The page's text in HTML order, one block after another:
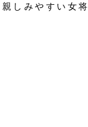
しみやすい女